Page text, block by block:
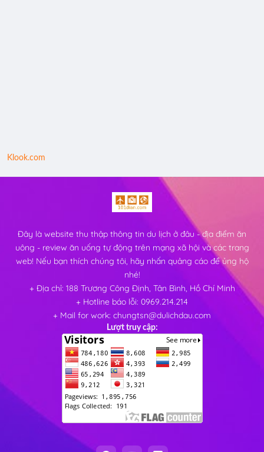
Klook.com
Đây là website thu thập thông tin du lịch ở đâu - địa điểm ăn
uông - review ăn uống tự động trên mạng xã hội và các trang
web! Nếu bạn thích chúng tôi, hãy nhấn quảng cáo để ủng hộ
nhé!
+ Địa chỉ: 188 Trương Công Định, Tân Bình, Hồ Chí Minh
+ Hotline báo lỗi: 0969.214.214
+ Mail for work: chungtsn@dulichdau.com
Lượt truy cập: